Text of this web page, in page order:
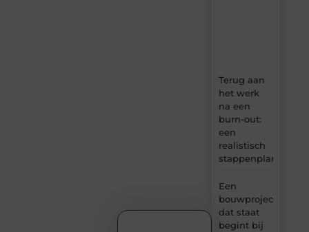
Terug aan
het werk
na een
burn-out:
een
realistisch
stappenplan
Een
bouwproject
dat staat
begint bij